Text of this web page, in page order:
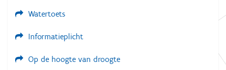
g
a
i
Watertoets
Informatieplicht
Op de hoogte van droogte